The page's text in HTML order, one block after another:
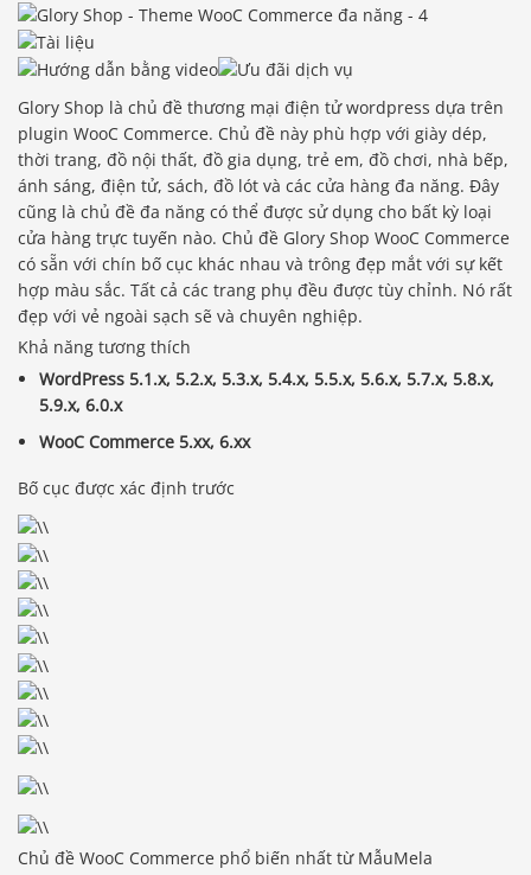
Glory Shop là chủ đề thương mại điện tử wordpress dựa trên
plugin WooC Commerce. Chủ đề này phù hợp với giày dép,
thời trang, đồ nội thất, đồ gia dụng, trẻ em, đồ chơi, nhà bếp,
ánh sáng, điện tử, sách, đồ lót và các cửa hàng đa năng. Đây
cũng là chủ đề đa năng có thể được sử dụng cho bất kỳ loại
cửa hàng trực tuyến nào. Chủ đề Glory Shop WooC Commerce
có sẵn với chín bố cục khác nhau và trông đẹp mắt với sự kết
hợp màu sắc. Tất cả các trang phụ đều được tùy chỉnh. Nó rất
đẹp với vẻ ngoài sạch sẽ và chuyên nghiệp.
Khả năng tương thích
WordPress 5.1.x, 5.2.x, 5.3.x, 5.4.x, 5.5.x, 5.6.x, 5.7.x, 5.8.x,
5.9.x, 6.0.x
WooC Commerce 5.xx, 6.xx
Bố cục được xác định trước
Chủ đề WooC Commerce phổ biến nhất từ ​​MẫuMela